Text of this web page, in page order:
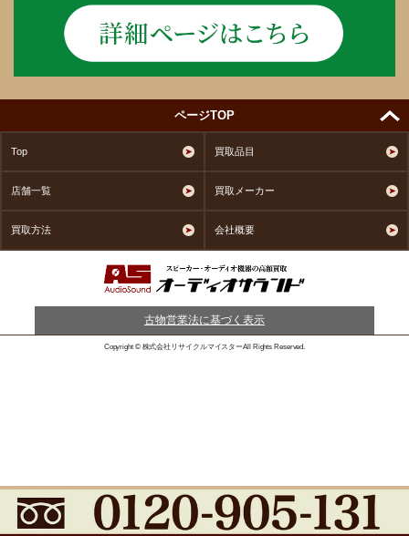
ページTOP
Top 買取品目
店舗一覧 買取メーカー
買取方法 会社概要
古物営業法に基づく表示
Copyright © 株式会社リサイクルマイスターAll Rights Reserved.